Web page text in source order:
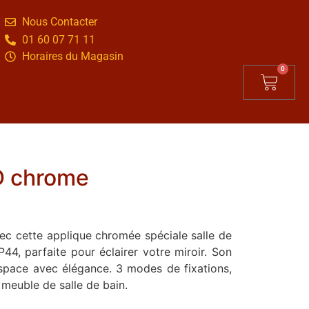
Nous Contacter
01 60 07 71 11
Horaires du Magasin
0
chrome
cette applique chromée spéciale salle de
parfaite pour éclairer votre miroir. Son
avec élégance. 3 modes de fixations,
de salle de bain.